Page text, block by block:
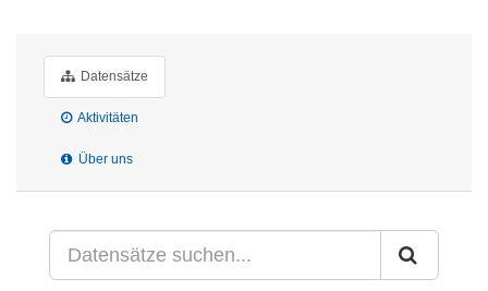
Datensätze
Aktivitäten
Über uns